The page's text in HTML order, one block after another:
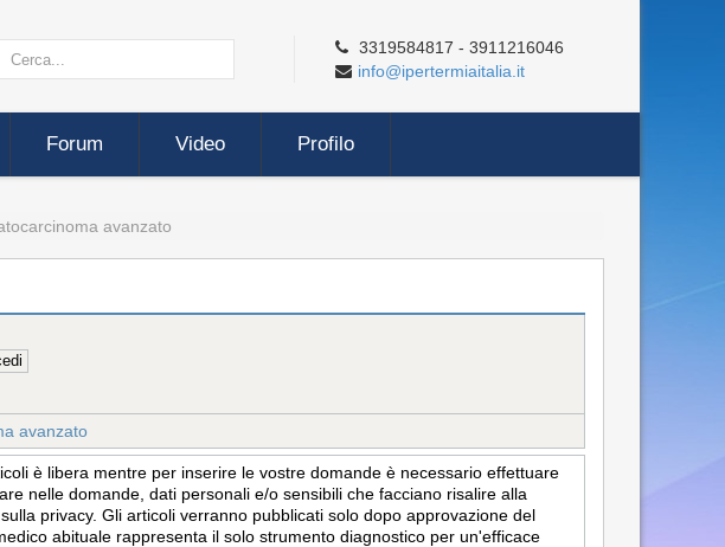
3319584817 - 3911216046
info@ipertermiaitalia.it
Forum Video Profilo
avanzato
avanzato
è libera mentre per inserire le vostre domande è necessario effettuare
nelle domande, dati personali e/o sensibili che facciano risalire alla
privacy. Gli articoli verranno pubblicati solo dopo approvazione del
abituale rappresenta il solo strumento diagnostico per un'efficace